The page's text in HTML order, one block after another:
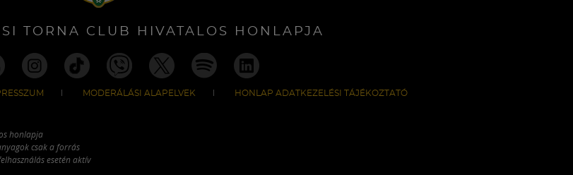
TORNA CLUB HIVATALOS HONLAPJA
MODERÁLÁSI ALAPELVEK HONLAP ADATKEZELÉSI TÁJÉKOZTATÓ
honlapja
csak a forrás
esetén aktív